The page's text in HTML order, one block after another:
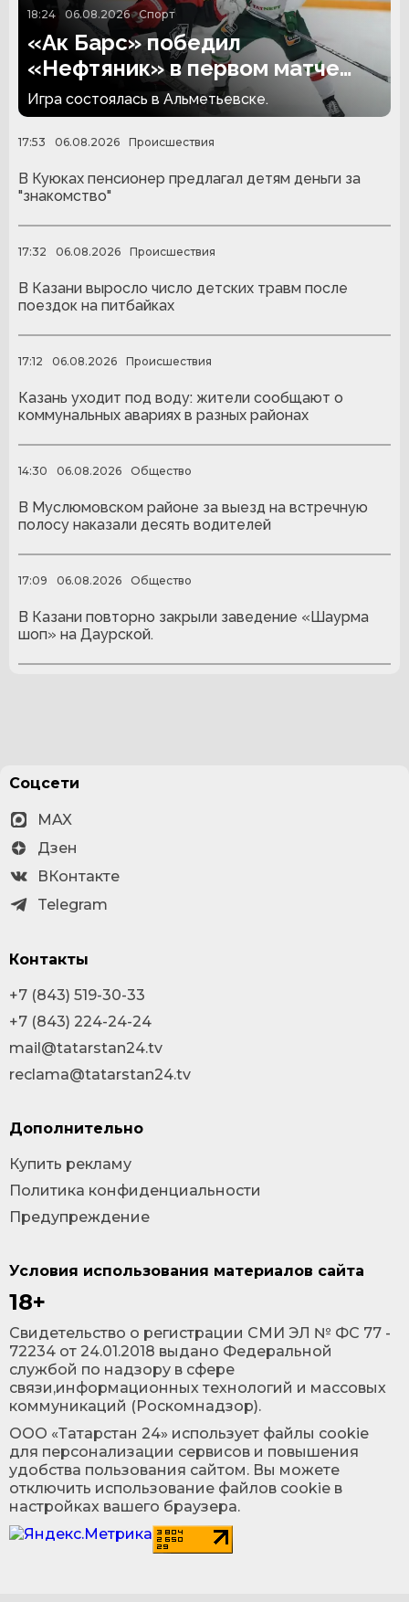
18:24 06.08.2026 Спорт
«Ак Барс» победил
«Нефтяник» в первом матче
сезона
Игра состоялась в Альметьевске.
17:53 06.08.2026 Происшествия
В Куюках пенсионер предлагал детям деньги за
"знакомство"
17:32 06.08.2026 Происшествия
В Казани выросло число детских травм после
поездок на питбайках
17:12 06.08.2026 Происшествия
Казань уходит под воду: жители сообщают о
коммунальных авариях в разных районах
14:30 06.08.2026 Общество
В Муслюмовском районе за выезд на встречную
полосу наказали десять водителей
17:09 06.08.2026 Общество
В Казани повторно закрыли заведение «Шаурма
шоп» на Даурской.
Условия использования материалов сайта
18+
Cвидетельство о регистрации СМИ ЭЛ № ФС 77 -
72234 от 24.01.2018 выдано Федеральной
службой по надзору в сфере
связи,информационных технологий и массовых
коммуникаций (Роскомнадзор).
ООО «Татарстан 24» использует файлы cookie
для персонализации сервисов и повышения
удобства пользования сайтом. Вы можете
отключить использование файлов cookie в
настройках вашего браузера.
Соцсети
MAX
Дзен
ВКонтакте
Telegram
Контакты
+7 (843) 519-30-33
+7 (843) 224-24-24
mail@tatarstan24.tv
reclama@tatarstan24.tv
Дополнительно
Купить рекламу
Политика конфиденциальности
Предупреждение